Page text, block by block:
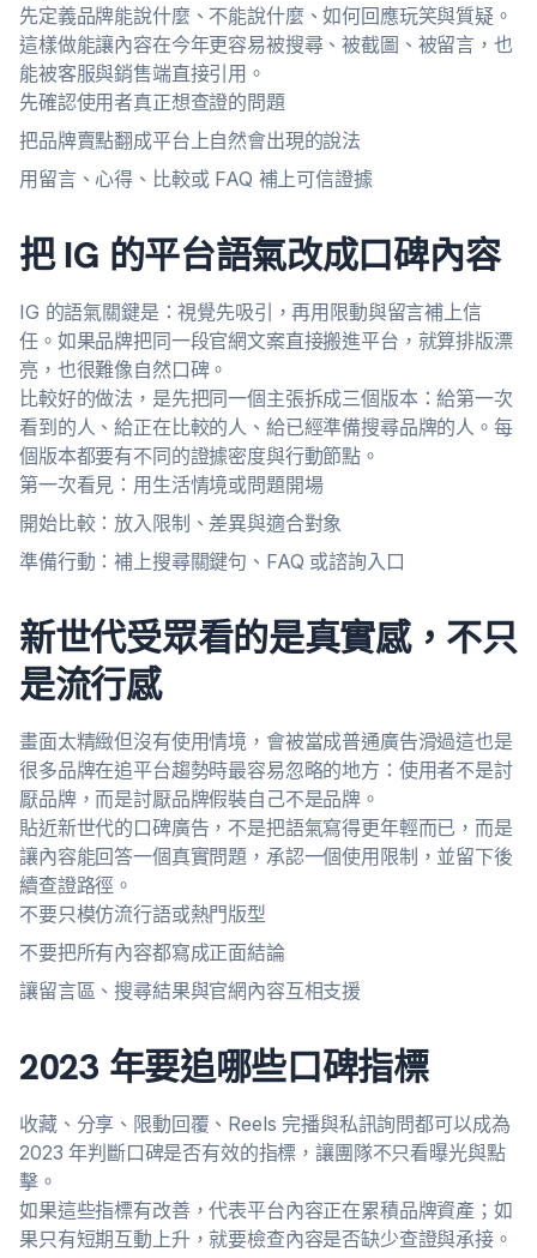
先定義品牌能說什麼、不能說什麼、如何回應玩笑與質疑。
這樣做能讓內容在今年更容易被搜尋、被截圖、被留言，也
能被客服與銷售端直接引用。
先確認使用者真正想查證的問題
把品牌賣點翻成平台上自然會出現的說法
用留言、心得、比較或 FAQ 補上可信證據
把 IG 的平台語氣改成口碑內容
IG 的語氣關鍵是：視覺先吸引，再用限動與留言補上信
任。如果品牌把同一段官網文案直接搬進平台，就算排版漂
亮，也很難像自然口碑。
比較好的做法，是先把同一個主張拆成三個版本：給第一次
看到的人、給正在比較的人、給已經準備搜尋品牌的人。每
個版本都要有不同的證據密度與行動節點。
第一次看見：用生活情境或問題開場
開始比較：放入限制、差異與適合對象
準備行動：補上搜尋關鍵句、FAQ 或諮詢入口
新世代受眾看的是真實感，不只
是流行感
畫面太精緻但沒有使用情境，會被當成普通廣告滑過這也是
很多品牌在追平台趨勢時最容易忽略的地方：使用者不是討
厭品牌，而是討厭品牌假裝自己不是品牌。
貼近新世代的口碑廣告，不是把語氣寫得更年輕而已，而是
讓內容能回答一個真實問題，承認一個使用限制，並留下後
續查證路徑。
不要只模仿流行語或熱門版型
不要把所有內容都寫成正面結論
讓留言區、搜尋結果與官網內容互相支援
2023 年要追哪些口碑指標
收藏、分享、限動回覆、Reels 完播與私訊詢問都可以成為
2023 年判斷口碑是否有效的指標，讓團隊不只看曝光與點
擊。
如果這些指標有改善，代表平台內容正在累積品牌資產；如
果只有短期互動上升，就要檢查內容是否缺少查證與承接。